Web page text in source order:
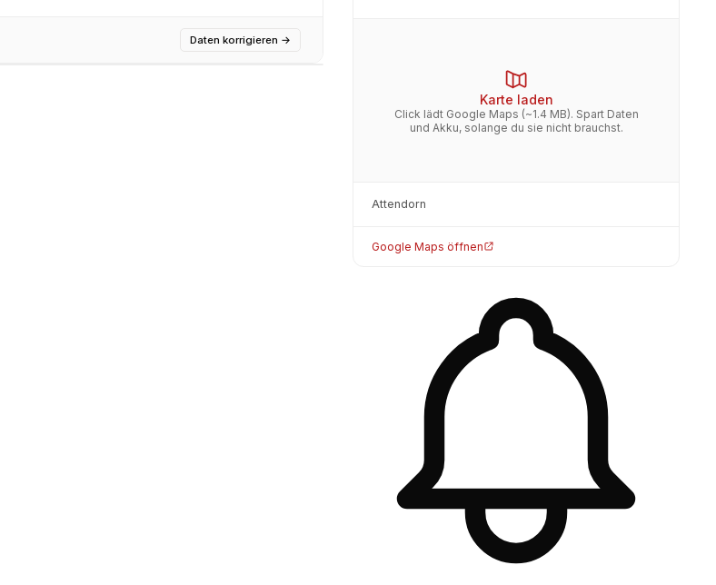
Daten korrigieren →
Karte laden
Click lädt Google Maps (~1.4 MB). Spart Daten
und Akku, solange du sie nicht brauchst.
Attendorn
Google Maps öffnen